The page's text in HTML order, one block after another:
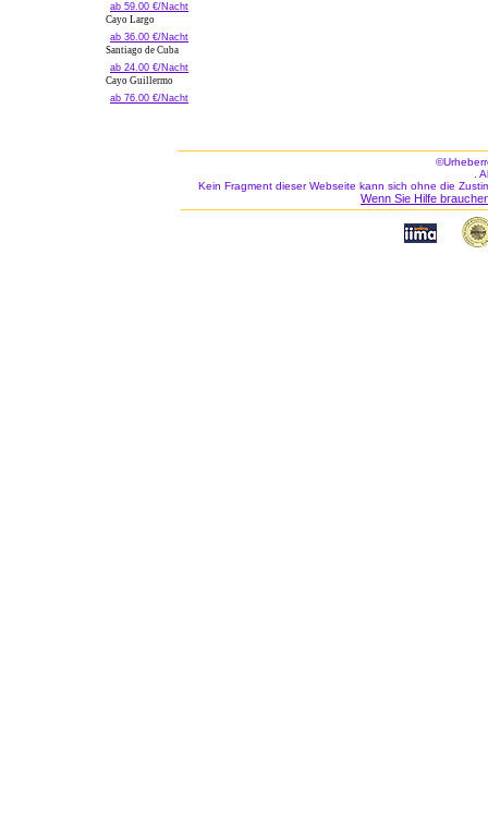
ab 59.00 €/Nacht
Cayo Largo
ab 36.00 €/Nacht
Santiago de Cuba
ab 24.00 €/Nacht
Cayo Guillermo
ab 76.00 €/Nacht
.
Kein Fragment dieser Webseite kann sich ohne die
Wenn Sie Hilfe